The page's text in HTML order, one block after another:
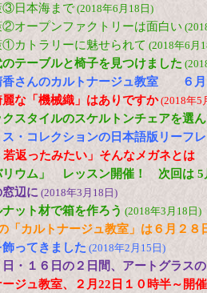
③日本海まで(2018年6月18日)
②オープンファクトリーは面白い
①カトラリーに魅せられて (2018年6月
テーブルと椅子を見つけました
香さんのカルトナージュ教室 ６月
麗な「機械織」はありですか(2018年5
クスタイルのスケルトンチェアを選
ス・コレクションの日本語版リー
若返ったみたい」そんなメガネと
リウム」 レッスン開催！ 次回は 5
辺に (2018年3月18日)
ット材で箱を作ろう (2018年3月18日)
「カルトナージュ教室」は６月２８
ってきました (2018年2月15日)
日・１６日の２日間、アートグラス
ージュ教室、２月22日１０時半～開